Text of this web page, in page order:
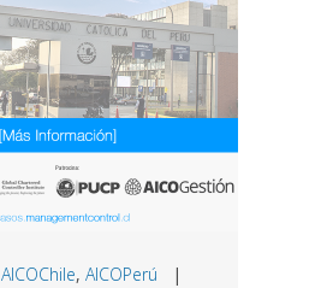
AICOChile, AICOPerú |